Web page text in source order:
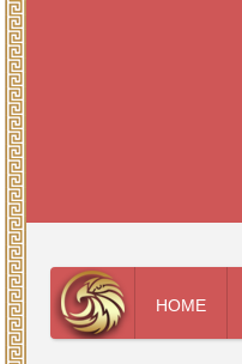
HOME